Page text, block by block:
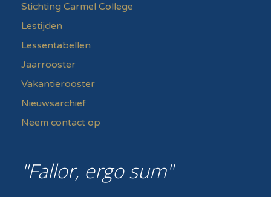
Stichting Carmel College
Lestijden
Lessentabellen
Jaarrooster
Vakantierooster
Nieuwsarchief
Neem contact op
Fallor, ergo sum